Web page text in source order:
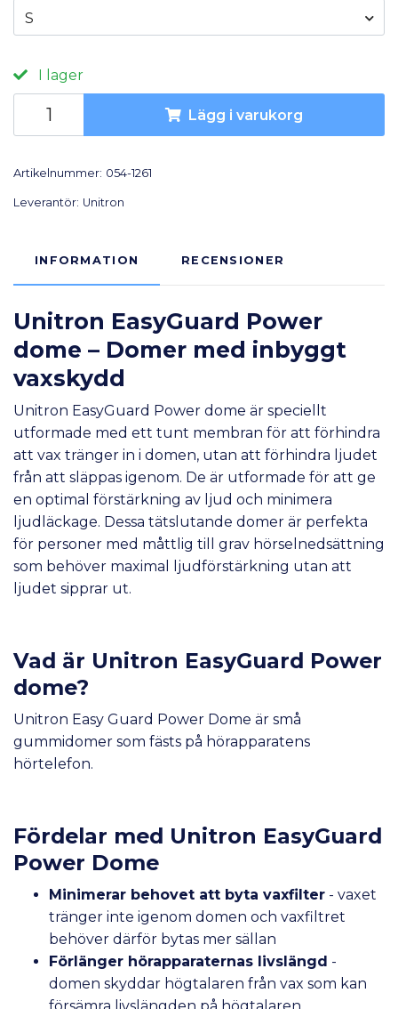
S
I lager
Lägg i varukorg
Artikelnummer: 054-1261
Leverantör: Unitron
INFORMATION RECENSIONER
Unitron EasyGuard Power
dome – Domer med inbyggt
vaxskydd
Unitron EasyGuard Power dome är speciellt
utformade med ett tunt membran för att förhindra
att vax tränger in i domen, utan att förhindra ljudet
från att släppas igenom. De är utformade för att ge
en optimal förstärkning av ljud och minimera
ljudläckage. Dessa tätslutande domer är perfekta
för personer med måttlig till grav hörselnedsättning
som behöver maximal ljudförstärkning utan att
ljudet sipprar ut.
Vad är Unitron EasyGuard Power
dome?
Unitron Easy Guard Power Dome är små
gummidomer som fästs på hörapparatens
hörtelefon.
Fördelar med Unitron EasyGuard
Power Dome
Minimerar behovet att byta vaxfilter - vaxet
tränger inte igenom domen och vaxfiltret
behöver därför bytas mer sällan
Förlänger hörapparaternas livslängd -
domen skyddar högtalaren från vax som kan